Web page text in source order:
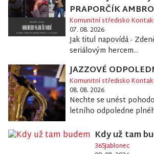
PRAPORČÍK
Komunitní středisko
07. 08. 2026
Jak titul napovídá -
seriálovým hercem...
JAZZOVÉ
Komunitní středisko
08. 08. 2026
Nechte se unést
letního odpoledne
Kdy už tam
365Jablonec